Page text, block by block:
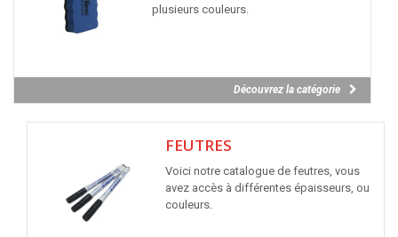
plusieurs couleurs.
Découvrez la catégorie
FEUTRES
Voici notre catalogue de feutres, vous
avez accès à différentes épaisseurs, ou
couleurs.